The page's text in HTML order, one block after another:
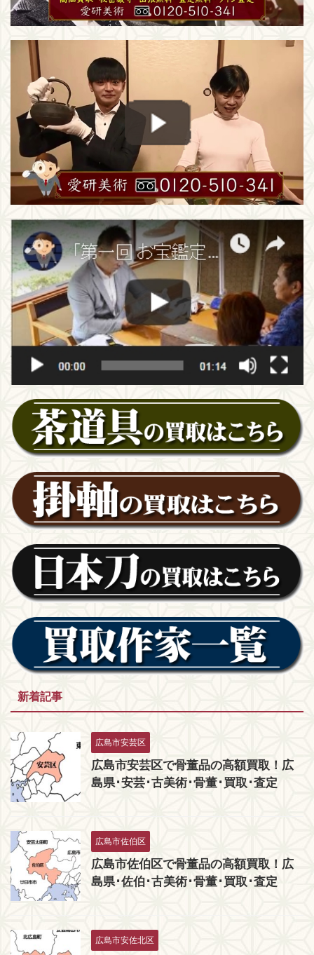
新着記事
広島市安芸区
広島市安芸区で骨董品の高額買取！広
島県･安芸･古美術･骨董･買取･査定
広島市佐伯区
広島市佐伯区で骨董品の高額買取！広
島県･佐伯･古美術･骨董･買取･査定
広島市安佐北区